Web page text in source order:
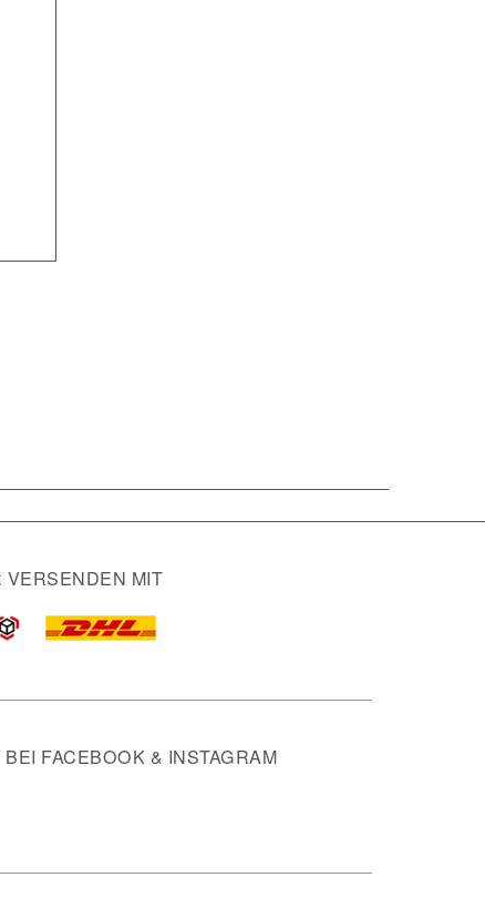
VERSENDEN MIT
FACEBOOK & INSTAGRAM